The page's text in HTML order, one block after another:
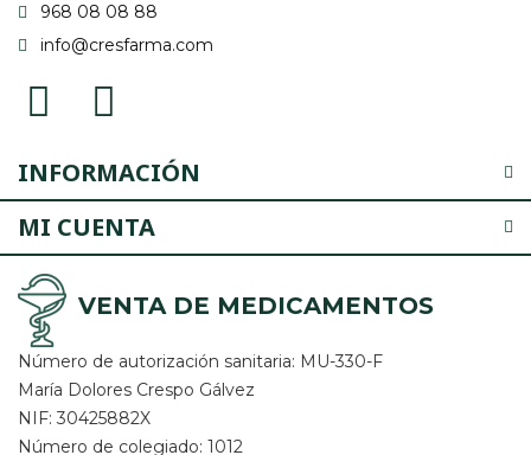
968 08 08 88
info@cresfarma.com
INFORMACIÓN
MI CUENTA
VENTA DE MEDICAMENTOS
Número de autorización sanitaria: MU-330-F
María Dolores Crespo Gálvez
NIF: 30425882X
Número de colegiado: 1012